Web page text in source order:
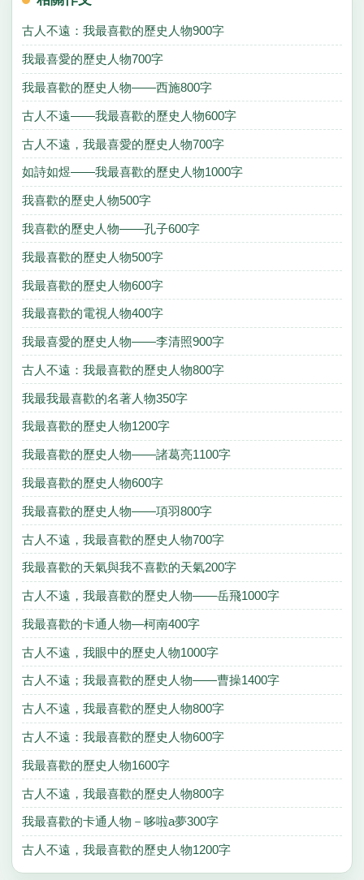
古人不遠：我最喜歡的歷史人物900字
我最喜愛的歷史人物700字
我最喜歡的歷史人物——西施800字
古人不遠——我最喜歡的歷史人物600字
古人不遠，我最喜愛的歷史人物700字
如詩如煜——我最喜歡的歷史人物1000字
我喜歡的歷史人物500字
我喜歡的歷史人物——孔子600字
我最喜歡的歷史人物500字
我最喜歡的歷史人物600字
我最喜歡的電視人物400字
我最喜愛的歷史人物——李清照900字
古人不遠：我最喜歡的歷史人物800字
我最我最喜歡的名著人物350字
我最喜歡的歷史人物1200字
我最喜歡的歷史人物——諸葛亮1100字
我最喜歡的歷史人物600字
我最喜歡的歷史人物——項羽800字
古人不遠，我最喜歡的歷史人物700字
我最喜歡的天氣與我不喜歡的天氣200字
古人不遠，我最喜歡的歷史人物——岳飛1000字
我最喜歡的卡通人物—柯南400字
古人不遠，我眼中的歷史人物1000字
古人不遠；我最喜歡的歷史人物——曹操1400字
古人不遠，我最喜歡的歷史人物800字
古人不遠：我最喜歡的歷史人物600字
我最喜歡的歷史人物1600字
古人不遠，我最喜歡的歷史人物800字
我最喜歡的卡通人物－哆啦a夢300字
古人不遠，我最喜歡的歷史人物1200字